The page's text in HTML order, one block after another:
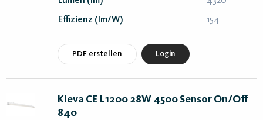
Effizienz (lm/W) 154
PDF erstellen Login
Kleva CE L1200 28W 4500 Sensor On/Off
840